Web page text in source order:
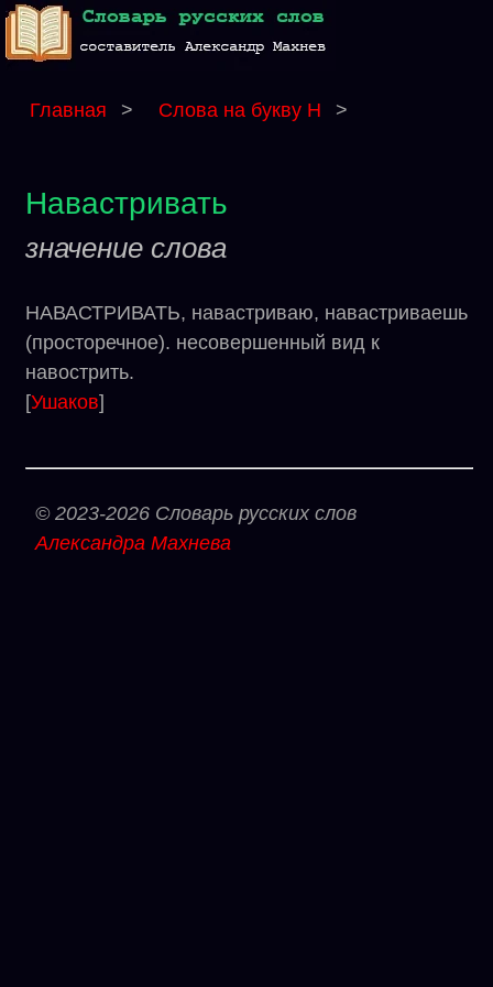
Главная > Слова на букву Н >
Навастривать
значение слова
НАВАСТРИВАТЬ, навастриваю, навастриваешь
(просторечное). несовершенный вид к
навострить.
[Ушаков]
© 2023-2026 Словарь русских слов
Александра Махнева